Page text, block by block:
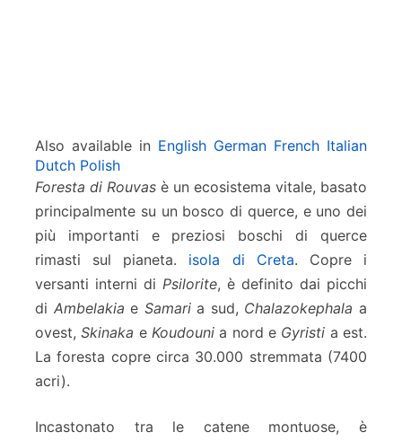
Also available in English German French Italian
Dutch Polish
Foresta di Rouvas è un ecosistema vitale, basato
principalmente su un bosco di querce, e uno dei
più importanti e preziosi boschi di querce
rimasti sul pianeta. isola di Creta. Copre i
versanti interni di Psilorite, è definito dai picchi
di Ambelakia e Samaria sud, Chalazokephala a
ovest,Skinaka eKoudouni a nord e Gyristi a est.
La foresta copre circa 30.000 stremmata (7400
acri).
Incastonato tra le catene montuose, è